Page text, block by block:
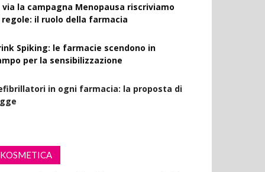
via la campagna Menopausa riscriviamo
regole: il ruolo della farmacia
Spiking: le farmacie scendono in
per la sensibilizzazione
in ogni farmacia: la proposta di
KOSMETICA